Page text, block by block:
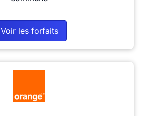
Voir les forfaits